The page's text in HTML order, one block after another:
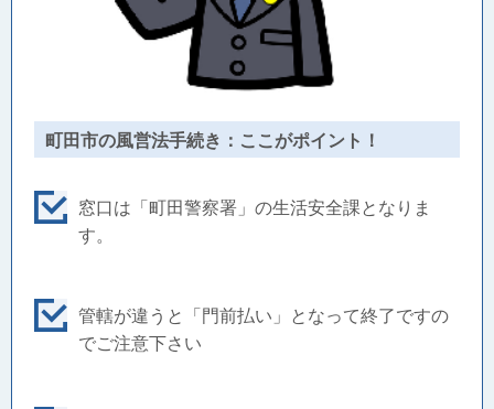
町田市の風営法手続き：ここがポイント！
窓口は「町田警察署」の生活安全課となりま
す。
管轄が違うと「門前払い」となって終了ですの
でご注意下さい